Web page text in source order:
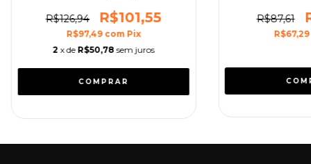
R$126,94 R$101,55
R$97,49 com Pix
2 x de R$50,78 sem juros
R$87,61
R$67,29